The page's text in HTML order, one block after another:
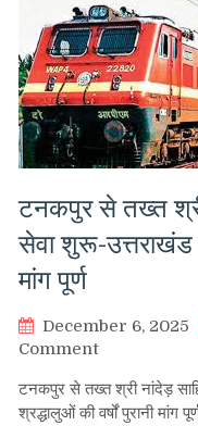
टनकपुर से तख्त
सेवा शुरू-उत्तराखंड
मांग पूर्ण
December 6, 2025
Commenton
से
तख्त
टनकपुर से तख्त श्री नांदेड़
श्रद्धालुओं की वर्षों पुरानी मांग